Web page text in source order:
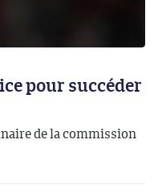
pour succéder
de la commission